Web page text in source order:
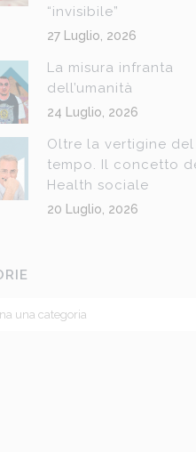
“invisibile”
27 Luglio, 2026
La misura infranta
dell’umanità
24 Luglio, 2026
Oltre la vertigine
tempo. Il concetto
Health sociale
20 Luglio, 2026